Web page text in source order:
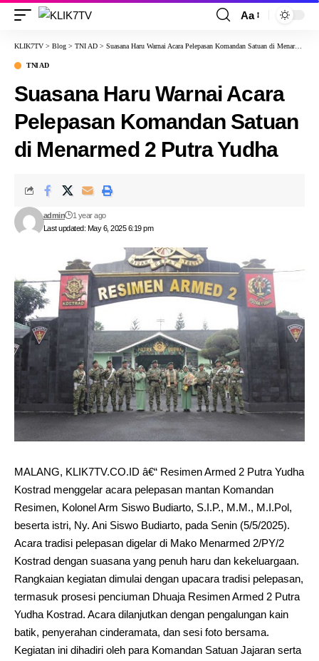
Aa
KLIK7TV > Blog > TNI AD > Suasana Haru Warnai Acara Pelepasan Komandan Satuan di Menarmed 2 Putra Yudha
TNI AD
Suasana Haru Warnai Acara
Pelepasan Komandan Satuan
di Menarmed 2 Putra Yudha
Last updated: May 6, 2025 6:19 pm
admin 1 year ago
MALANG, KLIK7TV.CO.ID â€“ Resimen Armed 2 Putra Yudha
Kostrad menggelar acara pelepasan mantan Komandan
Resimen, Kolonel Arm Siswo Budiarto, S.I.P., M.M., M.I.Pol,
beserta istri, Ny. Ani Siswo Budiarto, pada Senin (5/5/2025).
Acara tradisi pelepasan digelar di Mako Menarmed 2/PY/2
Kostrad dengan suasana yang penuh haru dan kekeluargaan.
Rangkaian kegiatan dimulai dengan upacara tradisi pelepasan,
termasuk prosesi penciuman Dhuaja Resimen Armed 2 Putra
Yudha Kostrad. Acara dilanjutkan dengan pengalungan kain
batik, penyerahan cinderamata, dan sesi foto bersama.
Kegiatan ini dihadiri oleh para Komandan Satuan Jajaran serta